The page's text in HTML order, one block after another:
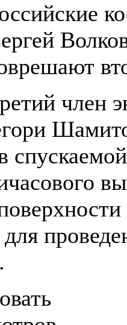
член